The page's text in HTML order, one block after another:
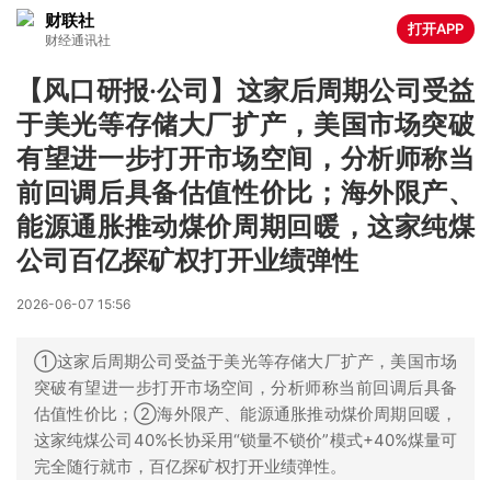
财联社
财经通讯社
打开APP
【风口研报·公司】这家后周期公司受益
于美光等存储大厂扩产，美国市场突破
有望进一步打开市场空间，分析师称当
前回调后具备估值性价比；海外限产、
能源通胀推动煤价周期回暖，这家纯煤
公司百亿探矿权打开业绩弹性
2026-06-07 15:56
①这家后周期公司受益于美光等存储大厂扩产，美国市场
突破有望进一步打开市场空间，分析师称当前回调后具备
估值性价比；②海外限产、能源通胀推动煤价周期回暖，
这家纯煤公司40%长协采用“锁量不锁价”模式+40%煤量可
完全随行就市，百亿探矿权打开业绩弹性。